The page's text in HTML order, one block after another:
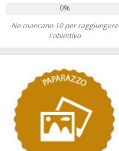
0%
Ne mancano 10 per raggiungere
l'obiettivo